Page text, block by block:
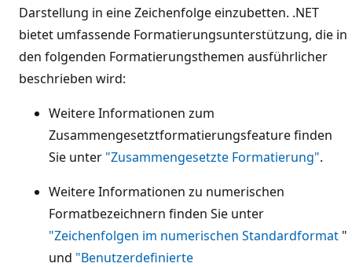
Darstellung in eine Zeichenfolge einzubetten. .NET
bietet umfassende Formatierungsunterstützung, die in
den folgenden Formatierungsthemen ausführlicher
beschrieben wird:
Weitere Informationen zum
Zusammengesetztformatierungsfeature finden
Sie unter "Zusammengesetzte Formatierung".
Weitere Informationen zu numerischen
Formatbezeichnern finden Sie unter
"Zeichenfolgen im numerischen Standardformat "
und "Benutzerdefinierte